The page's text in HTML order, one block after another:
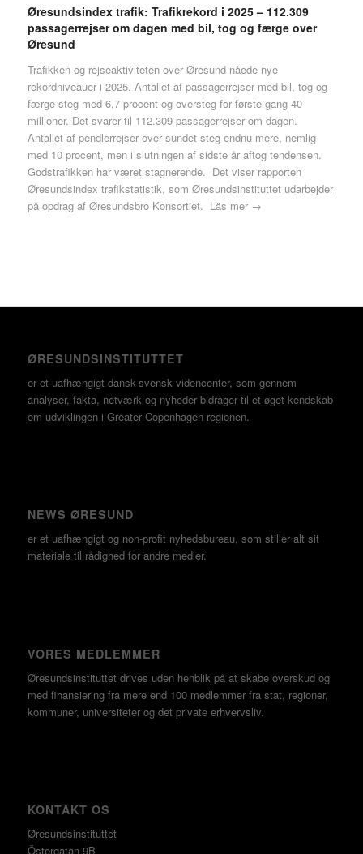
Øresundsindex trafik: Trafikrekord i 2025 – 112.309
passagerrejser om dagen med bil, tog og færge over
Øresund
Trafikken og rejseaktiviteten over Øresund nåede nye
rekordniveauer i 2025. Antallet af passagerrejser med bil, tog og
færge steg med 6,7 procent og oversteg for første gang 40
millioner. Det svarer til 112.309 passagerrejser om dagen.
Antallet af pendlerrejser over sundet steg endnu mere, nemlig
med 10 procent, men i slutningen af sidste år aftog tendensen.
Godstrafikken har været stagnerende. Det viser rapporten
Øresundsindex trafikstatistik, som Øresundsinstituttet udarbejder
på opdrag af Øresundsbro Konsortiet. Läs mer →
ØRESUNDSINSTITUTTET
er et uafhængigt dansk-svensk videncenter, som gennem
analyser, fakta, netværk og nyheder bidrager til et øget kendskab
om udviklingen i Greater Copenhagen-regionen.
NEWS ØRESUND
er et uafhængigt og non-profit nyhedsbureau, som stiller alt sit
materiale til rådighed for andre medier.
VORES MEDLEMMER
Øresundsinstituttet drives uden henblik på at skabe overskud og
med finansiering fra mere end 100 medlemmer fra stat, regioner,
kommuner, universiteter og det private erhvervsliv.
KONTAKT OS
Øresundsinstituttet
Östergatan 9B